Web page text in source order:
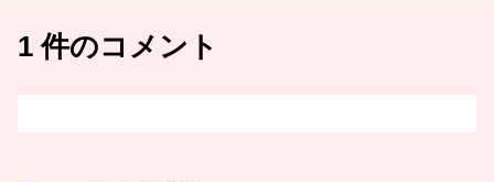
1 件のコメント